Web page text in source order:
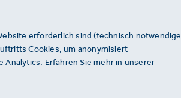
erforderlich sind (technisch notwendige
Cookies, um anonymisiert
Erfahren Sie mehr in unserer